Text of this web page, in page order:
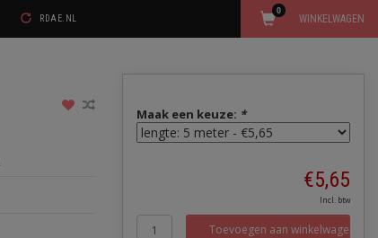
RDAE.NL WINKELWAGEN
0
Maak een keuze: *
€5,65
Incl. btw
Toevoegen aan winkelwagen